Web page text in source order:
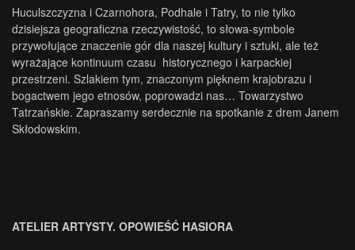
Huculszczyzna i Czarnohora, Podhale i Tatry, to nie tylko
dzisiejsza geograficzna rzeczywistość, to słowa-symbole
przywołujące znaczenie gór dla naszej kultury i sztuki, ale też
wyrażające kontinuum czasu historycznego i karpackiej
przestrzeni. Szlakiem tym, znaczonym pięknem krajobrazu i
bogactwem jego etnosów, poprowadzi nas… Towarzystwo
Tatrzańskie. Zapraszamy serdecznie na spotkanie z drem Janem
Skłodowskim.
ATELIER ARTYSTY. OPOWIEŚĆ HASIORA